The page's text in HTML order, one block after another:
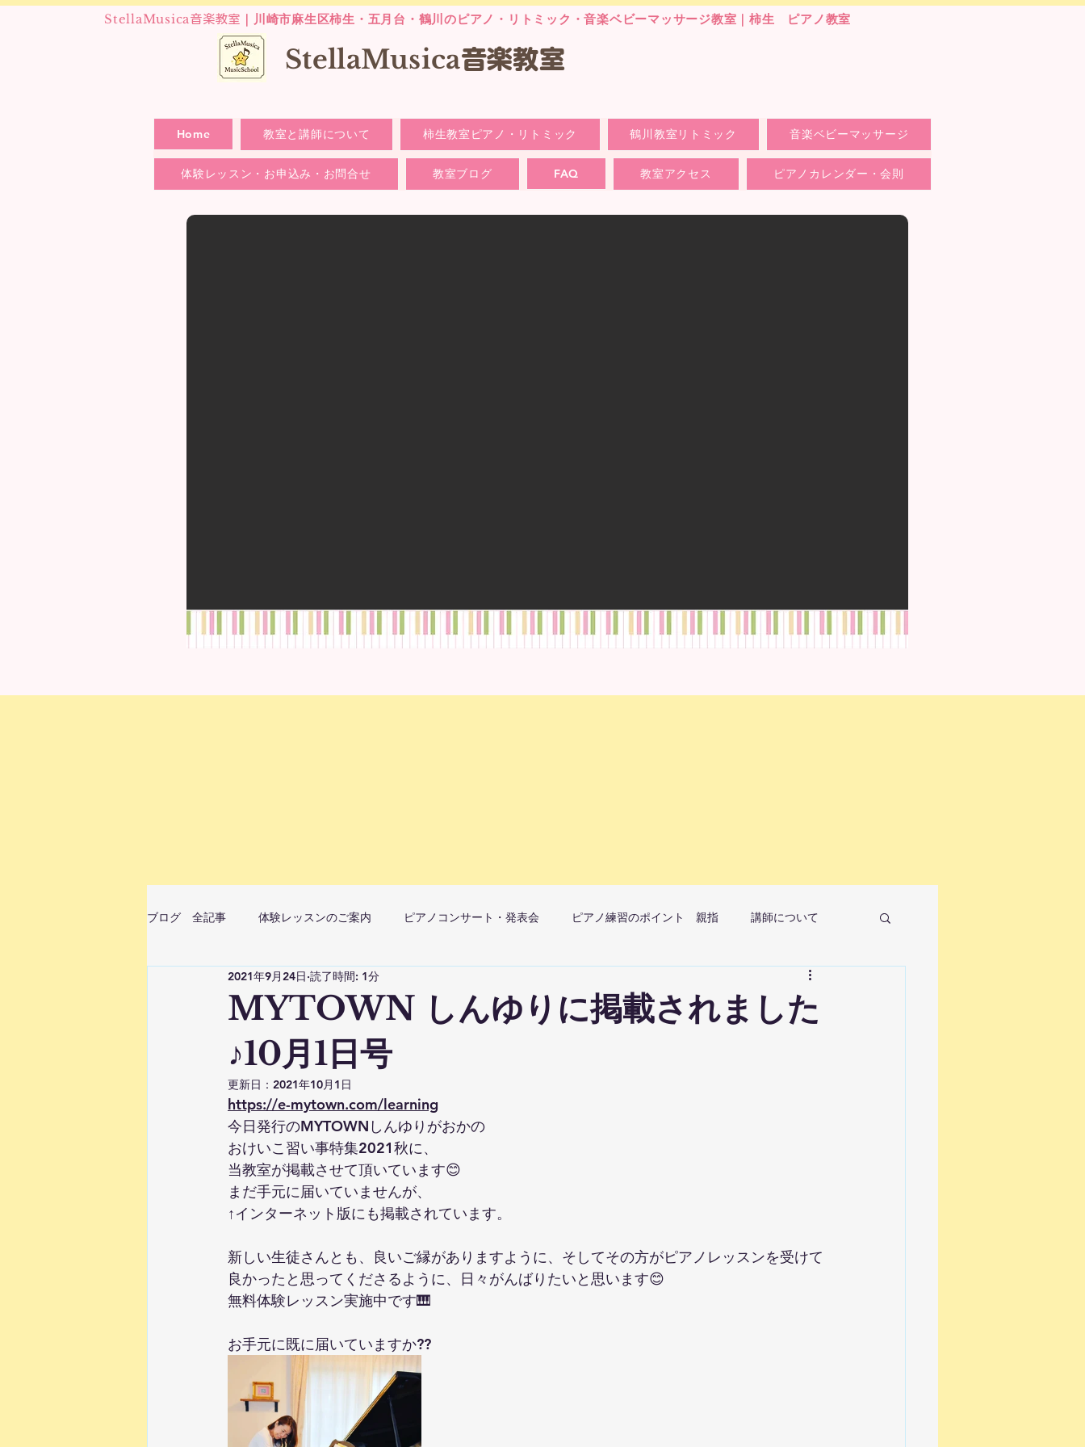
StellaMusica音楽教室 ｜川崎市麻生区柿生・五月台・鶴川のピアノ・リトミック・音楽ベビーマッサージ教室｜柿生 ピアノ教室
​StellaMusica音楽教室
Home 教室と講師について 柿生教室ピアノ・リトミック 鶴川教室リトミック 音楽ベビーマッサージ
体験レッスン・お申込み・お問合せ 教室ブログ FAQ 教室アクセス ピアノカレンダー・会則
ブログ 全記事 体験レッスンのご案内 ピアノコンサート・発表会 ピアノ練習のポイント 親指 講師について
ムジカベビーマッサージ（音楽ベビマ）月1開催
StellaMusicaピアノ・リトミック教室子どものレッスンについて
ピアノの上達法 0歳から幼児のリトミックについて
MYTOWN しんゆりに掲載されました
♪10月1日号
2021年9月24日 読了時間: 1分
更新日： 2021年10月1日
https://e-mytown.com/learning
今日発行のMYTOWNしんゆりがおかの
おけいこ習い事特集2021秋に、
当教室が掲載させて頂いています😊
まだ手元に届いていませんが、
↑インターネット版にも掲載されています。
新しい生徒さんとも、良いご縁がありますように、そしてその方がピアノレッスンを受けて
良かったと思ってくださるように、日々がんばりたいと思います😊
無料体験レッスン実施中です🎹
お手元に既に届いていますか??